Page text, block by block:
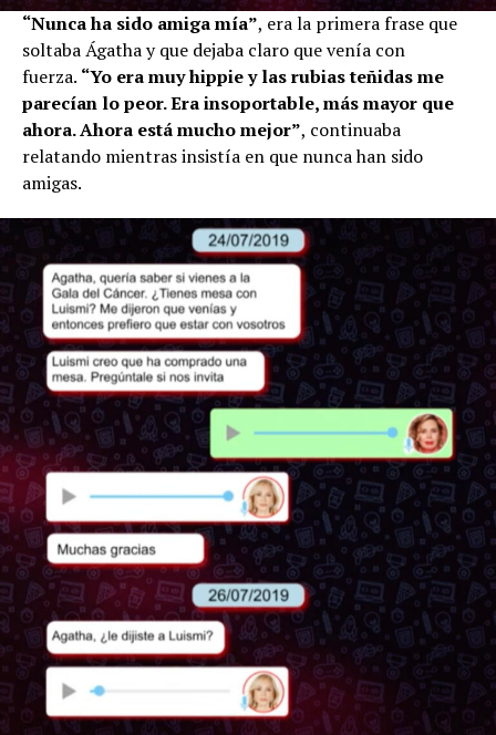
“Nunca ha sido amiga mía”, era la primera frase que
soltaba Ágatha y que dejaba claro que venía con
fuerza. “Yo era muy hippie y las rubias teñidas me
parecían lo peor. Era insoportable, más mayor que
ahora. Ahora está mucho mejor”, continuaba
relatando mientras insistía en que nunca han sido
amigas.